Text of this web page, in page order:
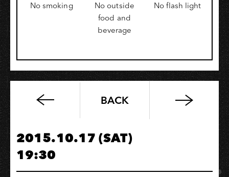
No smoking
No outside
food and
beverage
No flash light
「河
墨
麒
麟」
2015
BACK
2015.10.17 (SAT)
19:30